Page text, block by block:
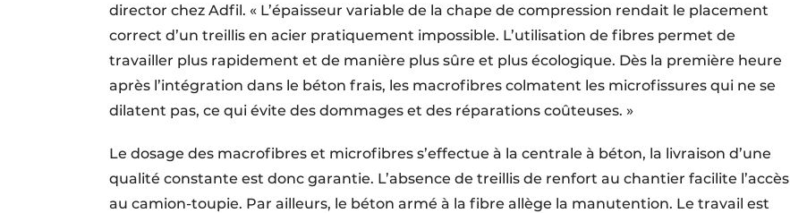
director chez Adfil. « L’épaisseur variable de la chape de compression rendait le placement
correct d’un treillis en acier pratiquement impossible. L’utilisation de fibres permet de
travailler plus rapidement et de manière plus sûre et plus écologique. Dès la première heure
après l’intégration dans le béton frais, les macrofibres colmatent les microfissures qui ne se
dilatent pas, ce qui évite des dommages et des réparations coûteuses. »
Le dosage des macrofibres et microfibres s’effectue à la centrale à béton, la livraison d’une
qualité constante est donc garantie. L’absence de treillis de renfort au chantier facilite l’accès
au camion-toupie. Par ailleurs, le béton armé à la fibre allège la manutention. Le travail est